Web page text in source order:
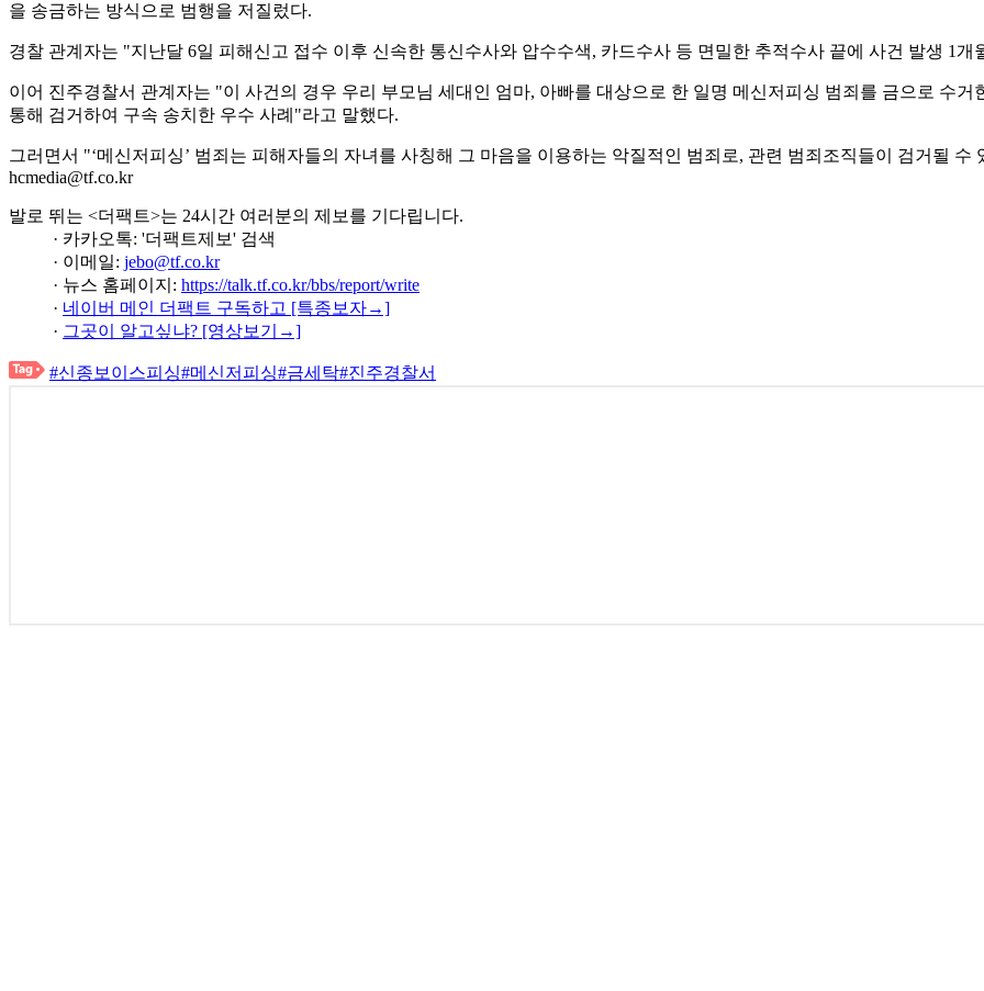
을 송금하는 방식으로 범행을 저질렀다.
경찰 관계자는 "지난달 6일 피해신고 접수 이후 신속한 통신수사와 압수수색, 카드수사 등 면밀한 추적수사 끝에 사건 발생 1
이어 진주경찰서 관계자는 "이 사건의 경우 우리 부모님 세대인 엄마, 아빠를 대상으로 한 일명 메신저피싱 범죄를 금으로 수
통해 검거하여 구속 송치한 우수 사례"라고 말했다.
그러면서 "‘메신저피싱’ 범죄는 피해자들의 자녀를 사칭해 그 마음을 이용하는 악질적인 범죄로, 관련 범죄조직들이 검거될
hcmedia@tf.co.kr
발로 뛰는 <더팩트>는 24시간 여러분의 제보를 기다립니다.
· 카카오톡: '더팩트제보' 검색
· 이메일: jebo@tf.co.kr
· 뉴스 홈페이지: https://talk.tf.co.kr/bbs/report/write
· 네이버 메인 더팩트 구독하고 [특종보자→]
· 그곳이 알고싶냐? [영상보기→]
#신종보이스피싱#메신저피싱#금세탁#진주경찰서